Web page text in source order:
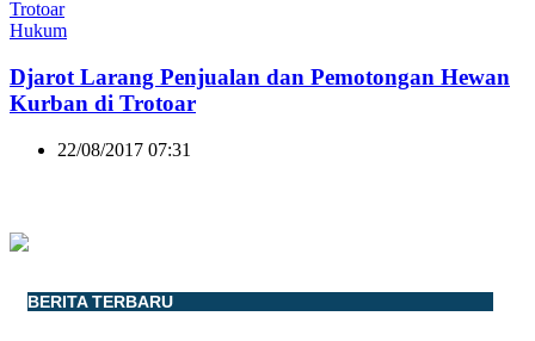
Hukum
Djarot Larang Penjualan dan Pemotongan Hewan
Kurban di Trotoar
22/08/2017 07:31
BERITA TERBARU